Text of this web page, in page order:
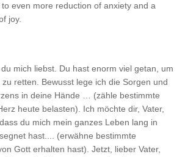
even more reduction of anxiety and a
joy.
mich liebst. Du hast enorm viel getan, um
retten. Bewusst lege ich die Sorgen und
in deine Hände … (zähle bestimmte
heute belasten). Ich möchte dir, Vater,
du mich mein ganzes Leben lang in
hast.... (erwähne bestimmte
Gott erhalten hast). Jetzt, lieber Vater,